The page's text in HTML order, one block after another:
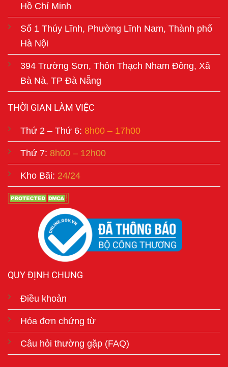
Hồ Chí Minh
Số 1 Thúy Lĩnh, Phường Lĩnh Nam, Thành phố
Hà Nội
394 Trường Sơn, Thôn Thạch Nham Đông, Xã
Bà Nà, TP Đà Nẵng
THỜI GIAN LÀM VIỆC
Thứ 2 – Thứ 6: 8h00 – 17h00
Thứ 7: 8h00 – 12h00
Kho Bãi: 24/24
QUY ĐỊNH CHUNG
Điều khoản
Hóa đơn chứng từ
Câu hỏi thường gặp (FAQ)